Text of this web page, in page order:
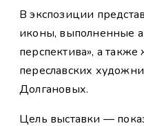
В экспозиции
иконы, выполненные
перспектива», а
переславских
Долгановых.
Цель выставки —